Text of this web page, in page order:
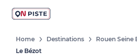
Home Destinations Rouen Seine
Le Bézot